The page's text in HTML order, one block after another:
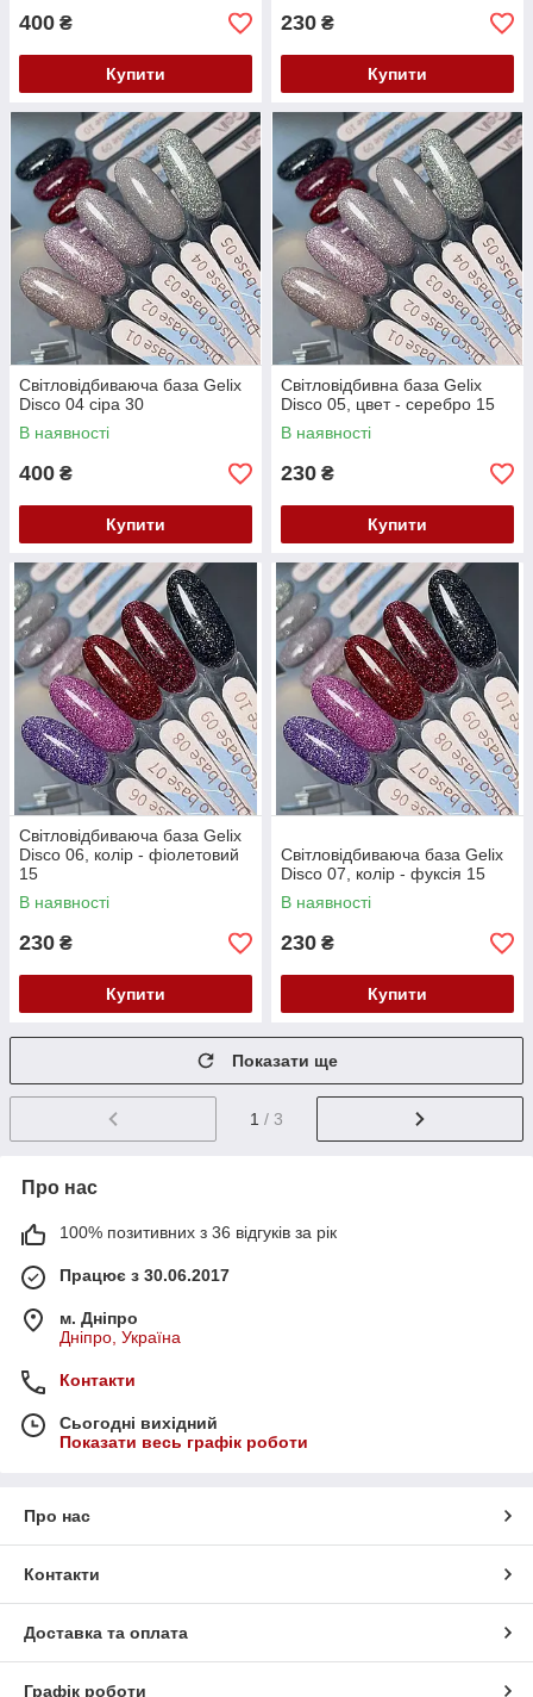
400 ₴
Купити
230 ₴
Купити
Світловідбиваюча база Gelix
Disco 04 сіра 30
В наявності
400 ₴
Купити
Світловідбивна база Gelix
Disco 05, цвет - серебро 15
В наявності
230 ₴
Купити
Світловідбиваюча база Gelix
Disco 06, колір - фіолетовий
15
В наявності
230 ₴
Купити
Світловідбиваюча база Gelix
Disco 07, колір - фуксія 15
В наявності
230 ₴
Купити
Показати ще
1 / 3
Про нас
100% позитивних з 36 відгуків за рік
Працює з 30.06.2017
м. Дніпро
Дніпро, Україна
Контакти
Сьогодні вихідний
Показати весь графік роботи
Про нас
Контакти
Доставка та оплата
Графік роботи